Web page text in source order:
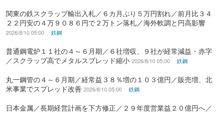
関東の鉄スクラップ輸出入札／６カ月ぶり５万円割れ／前月比３４
２２円安の４万９０８６円で２万トン落札／海外軟調と円高影響
2026/8/10 05:00 鉄鋼
普通鋼電炉１１社の４～６月期／６社増収、９社が経常減益・赤字
／スクラップ高でメタルスプレッド縮小 2026/8/10 05:00 鉄鋼
丸一鋼管の４～６月期／経常益３８％増の１０３億円／販売増、北
米事業でスプレッド改善 2026/8/10 05:00 鉄鋼
日本金属／長期経営計画を下方修正／２９年度営業益２０億円へ／